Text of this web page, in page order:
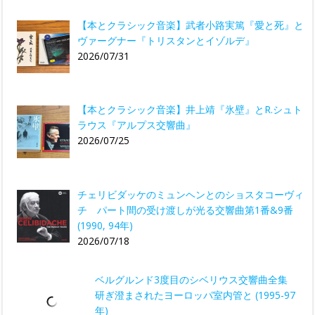
【本とクラシック音楽】武者小路実篤『愛と死』と
ヴァーグナー『トリスタンとイゾルデ』
2026/07/31
【本とクラシック音楽】井上靖『氷壁』とR.シュト
ラウス『アルプス交響曲』
2026/07/25
チェリビダッケのミュンヘンとのショスタコーヴィ
チ パート間の受け渡しが光る交響曲第1番&9番
(1990, 94年)
2026/07/18
ベルグルンド3度目のシベリウス交響曲全集
研ぎ澄まされたヨーロッパ室内管と (1995-97
年)